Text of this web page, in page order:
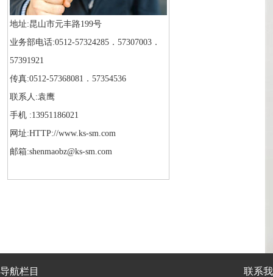
地址:昆山市元丰路199号
业务部电话:0512-57324285．57307003．
57391921
传真:0512-57368081．57354536
联系人:袁鹰
手机 :13951186021
网址:HTTP://www.ks-sm.com
邮箱:shenmaobz@ks-sm.com
导航栏目 联系